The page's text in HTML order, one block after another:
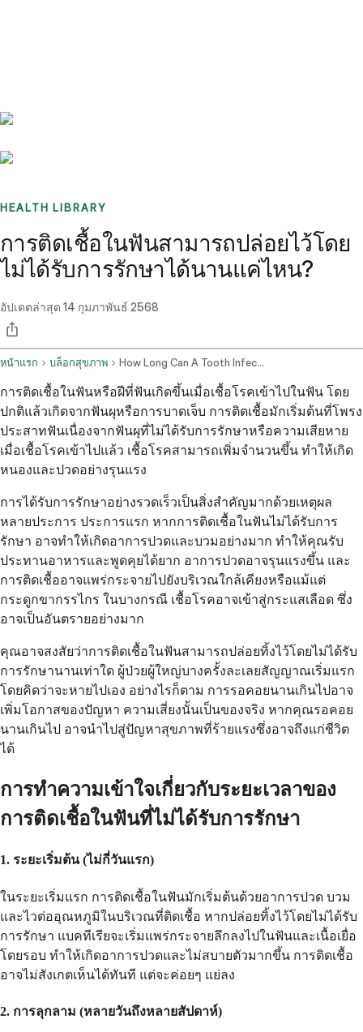
HEALTH LIBRARY
การติดเชื้อในฟันสามารถปล่อยไว้โดย
ไม่ได้รับการรักษาได้นานแค่ไหน?
อัปเดตล่าสุด 14 กุมภาพันธ์ 2568
หน้าแรก บล็อกสุขภาพ How Long Can A Tooth Infection Go Untreated
การติดเชื้อในฟันหรือฝีที่ฟันเกิดขึ้นเมื่อเชื้อโรคเข้าไปในฟัน โดย
ปกติแล้วเกิดจากฟันผุหรือการบาดเจ็บ การติดเชื้อมักเริ่มต้นที่โพรง
ประสาทฟันเนื่องจากฟันผุที่ไม่ได้รับการรักษาหรือความเสียหาย
เมื่อเชื้อโรคเข้าไปแล้ว เชื้อโรคสามารถเพิ่มจำนวนขึ้น ทำให้เกิด
หนองและปวดอย่างรุนแรง
การได้รับการรักษาอย่างรวดเร็วเป็นสิ่งสำคัญมากด้วยเหตุผล
หลายประการ ประการแรก หากการติดเชื้อในฟันไม่ได้รับการ
รักษา อาจทำให้เกิดอาการปวดและบวมอย่างมาก ทำให้คุณรับ
ประทานอาหารและพูดคุยได้ยาก อาการปวดอาจรุนแรงขึ้น และ
การติดเชื้ออาจแพร่กระจายไปยังบริเวณใกล้เคียงหรือแม้แต่
กระดูกขากรรไกร ในบางกรณี เชื้อโรคอาจเข้าสู่กระแสเลือด ซึ่ง
อาจเป็นอันตรายอย่างมาก
คุณอาจสงสัยว่าการติดเชื้อในฟันสามารถปล่อยทิ้งไว้โดยไม่ได้รับ
การรักษานานเท่าใด ผู้ป่วยผู้ใหญ่บางครั้งละเลยสัญญาณเริ่มแรก
โดยคิดว่าจะหายไปเอง อย่างไรก็ตาม การรอคอยนานเกินไปอาจ
เพิ่มโอกาสของปัญหา ความเสี่ยงนั้นเป็นของจริง หากคุณรอคอย
นานเกินไป อาจนำไปสู่ปัญหาสุขภาพที่ร้ายแรงซึ่งอาจถึงแก่ชีวิต
ได้
การทำความเข้าใจเกี่ยวกับระยะเวลาของ
การติดเชื้อในฟันที่ไม่ได้รับการรักษา
1. ระยะเริ่มต้น (ไม่กี่วันแรก)
ในระยะเริ่มแรก การติดเชื้อในฟันมักเริ่มต้นด้วยอาการปวด บวม
และไวต่ออุณหภูมิในบริเวณที่ติดเชื้อ หากปล่อยทิ้งไว้โดยไม่ได้รับ
การรักษา แบคทีเรียจะเริ่มแพร่กระจายลึกลงไปในฟันและเนื้อเยื่อ
โดยรอบ ทำให้เกิดอาการปวดและไม่สบายตัวมากขึ้น การติดเชื้อ
อาจไม่สังเกตเห็นได้ทันที แต่จะค่อยๆ แย่ลง
2. การลุกลาม (หลายวันถึงหลายสัปดาห์)